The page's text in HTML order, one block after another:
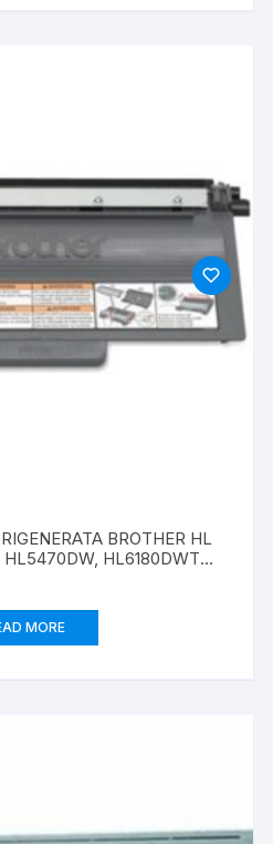
BROTHER HL
HL6180DWT
MORE